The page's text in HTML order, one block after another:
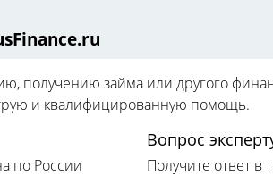
получению займа или другого
и квалифицированную помощь.
по России
Вопрос
Получите ответ в